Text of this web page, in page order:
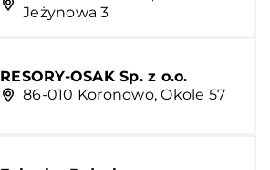
Jeżynowa 3
RESORY-OSAK Sp. z o.o.
86-010 Koronowo, Okole 57